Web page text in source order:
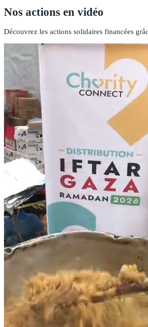
Nos actions en vidéo
Découvrez les actions solidaires financées